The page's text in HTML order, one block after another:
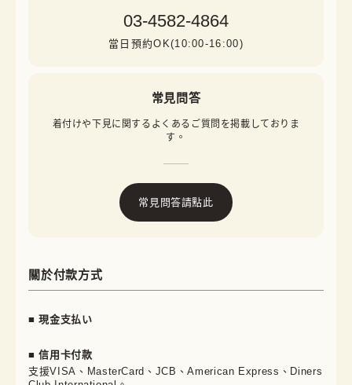
03-4582-4864
當日預約OK(10:00-16:00)
常見問答
着付けや下見に関するよくあるご質問を掲載しておりま
す。
常見問答請點此
關於付款方式
■ 現金支払い
■ 信用卡付款
支援VISA、MasterCard、JCB、American Express、Diners